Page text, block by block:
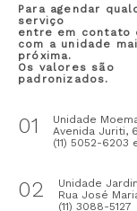
Para agendar
serviço
entre em contato
com a unidade
próxima.
Os valores são
padronizados.
01
Unidade
Avenida Juriti,
(11) 5052-6203
02
Unidade
Rua José
(11) 3088-5127